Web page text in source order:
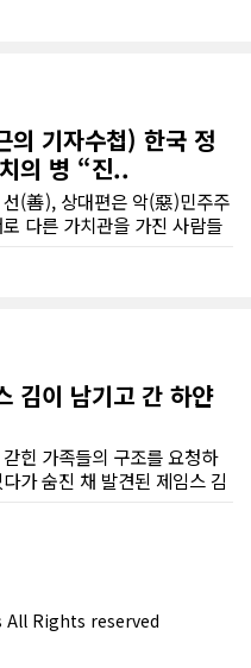
의 기자수첩) 한국 정
의 병 “진..
선(善), 상대편은 악(惡)민주주
다른 가치관을 가진 사람들
, 변절이 되었다. 필자의 기억
희의 유신독재 때 김대중, 김
40대 기수는 선명야당의 기치
독재와 정면대결을 했다. 반
, 이민우, 고흥문 등 온건파는
는 계속되었으나 문민정부 등장
의 대세였다. 유신의 종말은 한
의 변곡점이다. 역사는 이런
김이 남기고 간 하얀
힌 가족들의 구조를 요청하
가 숨진 채 발견된 제임스 김
떤 행동을 했을까 자문하거나,
남편 또 자녀들과 이야기를 나
을 것이다. 극한 상황 하에서
Rights reserved